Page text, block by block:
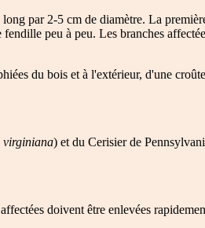
par 2-5 cm de diamètre. La
peu à peu. Les branches
du bois et à l'extérieur, d'une
virginiana) et du Cerisier de
doivent être enlevées